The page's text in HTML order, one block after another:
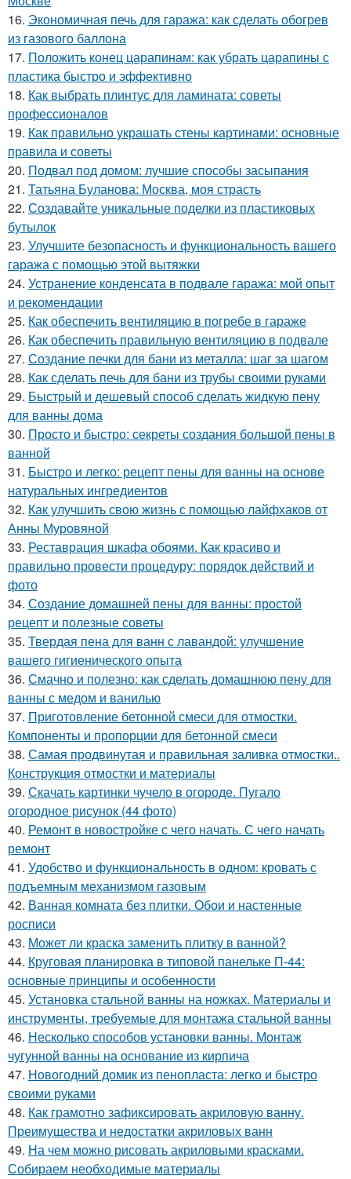
16. Экономичная печь для гаража: как сделать обогрев
из газового баллона
17. Положить конец царапинам: как убрать царапины с
пластика быстро и эффективно
18. Как выбрать плинтус для ламината: советы
профессионалов
19. Как правильно украшать стены картинами: основные
правила и советы
20. Подвал под домом: лучшие способы засыпания
21. Татьяна Буланова: Москва, моя страсть
22. Создавайте уникальные поделки из пластиковых
бутылок
23. Улучшите безопасность и функциональность вашего
гаража с помощью этой вытяжки
24. Устранение конденсата в подвале гаража: мой опыт
и рекомендации
25. Как обеспечить вентиляцию в погребе в гараже
26. Как обеспечить правильную вентиляцию в подвале
27. Создание печки для бани из металла: шаг за шагом
28. Как сделать печь для бани из трубы своими руками
29. Быстрый и дешевый способ сделать жидкую пену
для ванны дома
30. Просто и быстро: секреты создания большой пены в
ванной
31. Быстро и легко: рецепт пены для ванны на основе
натуральных ингредиентов
32. Как улучшить свою жизнь с помощью лайфхаков от
Анны Муровяной
33. Реставрация шкафа обоями. Как красиво и
правильно провести процедуру: порядок действий и
фото
34. Создание домашней пены для ванны: простой
рецепт и полезные советы
35. Твердая пена для ванн с лавандой: улучшение
вашего гигиенического опыта
36. Смачно и полезно: как сделать домашнюю пену для
ванны с медом и ванилью
37. Приготовление бетонной смеси для отмостки.
Компоненты и пропорции для бетонной смеси
38. Самая продвинутая и правильная заливка отмостки..
Конструкция отмостки и материалы
39. Скачать картинки чучело в огороде. Пугало
огородное рисунок (44 фото)
40. Ремонт в новостройке с чего начать. С чего начать
ремонт
41. Удобство и функциональность в одном: кровать с
подъемным механизмом газовым
42. Ванная комната без плитки. Обои и настенные
росписи
43. Может ли краска заменить плитку в ванной?
44. Круговая планировка в типовой панельке П-44:
основные принципы и особенности
45. Установка стальной ванны на ножках. Материалы и
инструменты, требуемые для монтажа стальной ванны
46. Несколько способов установки ванны. Монтаж
чугунной ванны на основание из кирпича
47. Новогодний домик из пенопласта: легко и быстро
своими руками
48. Как грамотно зафиксировать акриловую ванну.
Преимущества и недостатки акриловых ванн
49. На чем можно рисовать акриловыми красками.
Собираем необходимые материалы